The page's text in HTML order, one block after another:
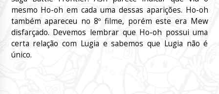
mesmo Ho-oh em cada uma dessas aparições. Ho-oh
também apareceu no 8º filme, porém este era Mew
disfarçado. Devemos lembrar que Ho-oh possui uma
certa relação com Lugia e sabemos que Lugia não é
único.